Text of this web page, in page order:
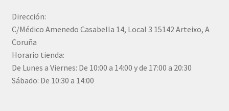
Dirección:
C/Médico Amenedo Casabella 14, Local 3 15142 Arteixo, A
Coruña
Horario tienda:
De Lunes a Viernes: De 10:00 a 14:00 y de 17:00 a 20:30
Sábado: De 10:30 a 14:00